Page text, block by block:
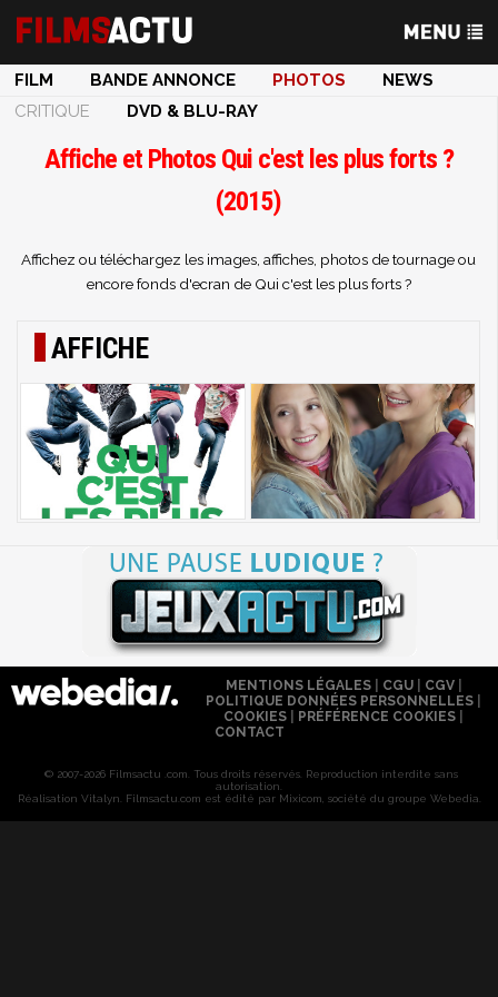
FILM BANDE ANNONCE PHOTOS
NEWS
CRITIQUE
DVD & BLU-RAY
Affiche et Photos Qui c'est les plus forts ?
(2015)
Affichez ou téléchargez les images, affiches, photos de tournage ou
encore fonds d'ecran de Qui c'est les plus forts ?
AFFICHE
MENTIONS LÉGALES| CGU| CGV|
POLITIQUE DONNÉES PERSONNELLES
COOKIES
PRÉFÉRENCE COOKIES
CONTACT
© 2007-2026 Filmsactu .com. Tous droits réservés. Reproduction interdite sans
autorisation.
Réalisation Vitalyn . Filmsactu .com est édité par Mixicom, société du groupe Webedia.